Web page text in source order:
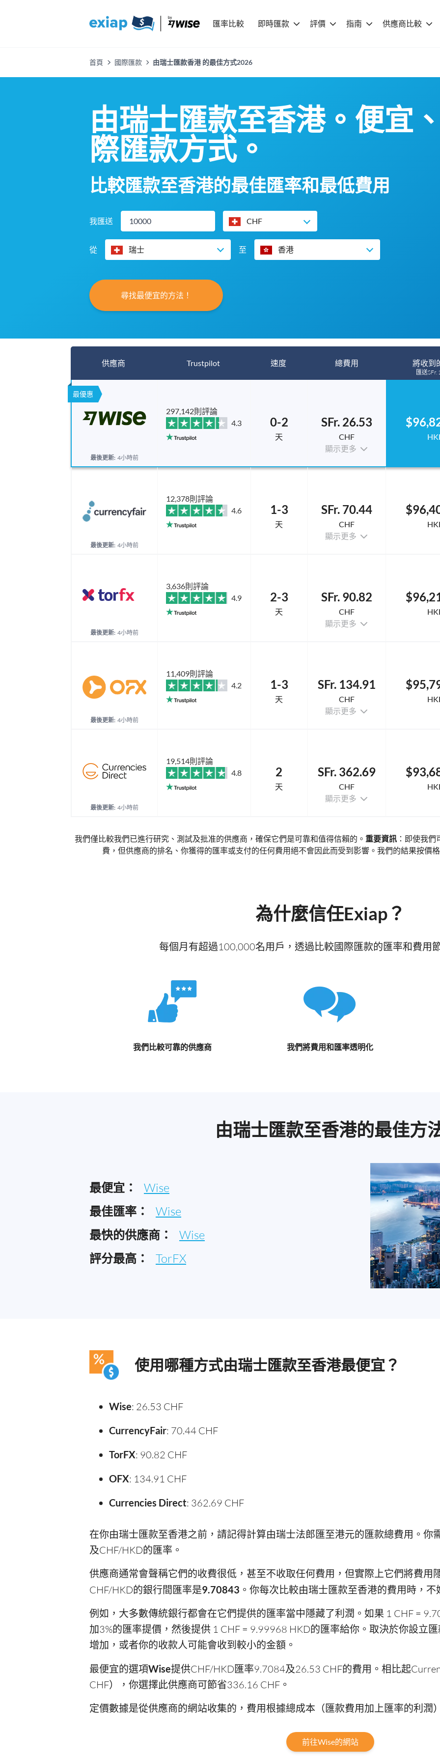
匯率比較 即時匯款 評價 指南 供應商比較
首頁 國際匯款 由瑞士匯款香港 的最佳方式2026
由瑞士匯款至香港。便宜
際匯款方式。
比較匯款至香港的最佳匯率和最低費用
我匯送 CHF
從 瑞士 至 香港
尋找最便宜的方法！
供應商 Trustpilot 速度 總費用 將收到
匯送SFr.
最優惠
最後更新: 4小時前
297,142則評論
4.3
0-2
天
SFr. 26.53
CHF
顯示更多
最後更新: 4小時前
12,378則評論
4.6
1-3
天
SFr. 70.44
CHF
顯示更多
最後更新: 4小時前
3,636則評論
4.9
2-3
天
SFr. 90.82
CHF
顯示更多
最後更新: 4小時前
11,409則評論
4.2
1-3
天
SFr. 134.91
CHF
顯示更多
最後更新: 4小時前
19,514則評論
4.8
2
天
SFr. 362.69
CHF
顯示更多
我們僅比較我們已進行研究、測試及批准的供應商，確保它們是可靠和值得信賴的。 重要資訊 ：即使我
費，但供應商的排名、你獲得的匯率或支付的任何費用絕不會因此而受到影響。我們的結果按價
為什麼信任Exiap？
每個月有超過100,000名用戶，透過比較國際匯款的匯率和費用
我們比較可靠的供應商 我們將費用和匯率透明化
由瑞士匯款至香港的最佳方
最便宜： Wise
最佳匯率： Wise
最快的供應商： Wise
評分最高： TorFX
使用哪種方式由瑞士匯款至香港最便宜？
Wise: 26.53 CHF
CurrencyFair: 70.44 CHF
TorFX: 90.82 CHF
OFX: 134.91 CHF
Currencies Direct: 362.69 CHF
在你由瑞士匯款至香港之前，請記得計算由瑞士法郎匯至港元的匯款總費用。你
及CHF/HKD的匯率。
供應商通常會聲稱它們的收費很低，甚至不收取任何費用，但實際上它們將費用
CHF/HKD的銀行間匯率是9.70843 。你每次比較由瑞士匯款至香港的費用時，
例如，大多數傳統銀行都會在它們提供的匯率當中隱藏了利潤。如果 1 CHF =
加3%的匯率提價，然後提供 1 CHF = 9.99968 HKD的匯率給你。取決於你設立
增加，或者你的收款人可能會收到較小的金額。
最便宜的選項Wise提供CHF/HKD匯率9.7084及26.53 CHF的費用。相比起
CHF），你選擇此供應商可節省336.16 CHF。
定價數據是從供應商的網站收集的，費用根據總成本（匯款費用加上匯率的利潤
前往Wise的網站